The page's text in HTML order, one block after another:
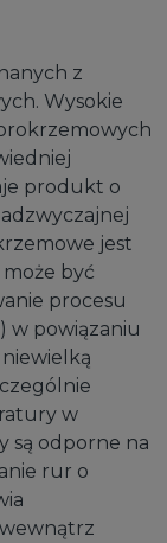
z
Wysokie
produkt o
jest
być
procesu
w powiązaniu
w
są odporne na
rur o